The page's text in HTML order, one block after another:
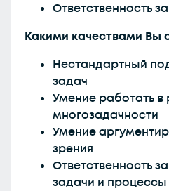
Ответственность
Какими качествами Вы
Нестандартный
задач
Умение работать
многозадачности
Умение
зрения
Ответственность
задачи и процессы